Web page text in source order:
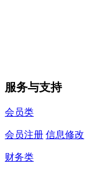
服务与支持
会员类
会员注册 信息修改
财务类